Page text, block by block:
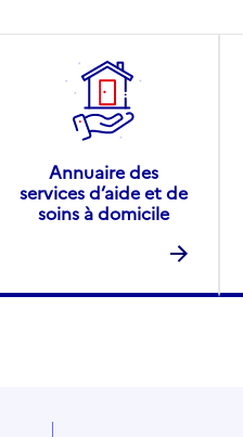
Annuaire des
services d’aide et de
soins à domicile